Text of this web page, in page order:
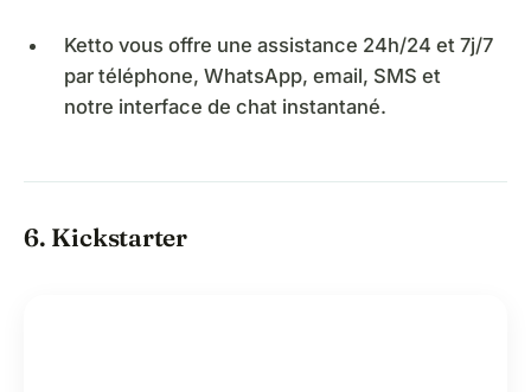
Ketto vous offre une assistance 24h/24 et 7j/7
par téléphone, WhatsApp, email, SMS et
notre interface de chat instantané.
6. Kickstarter